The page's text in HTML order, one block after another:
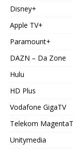
Disney+
Apple TV+
Paramount+
DAZN – Da Zone
Hulu
HD Plus
Vodafone GigaTV
Telekom
Unitymedia